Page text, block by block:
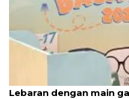
Mendikdasmen
Lebaran dengan main